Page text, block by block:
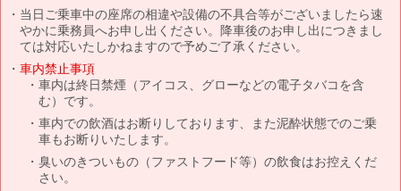
当日ご乗車中の座席の相違や設備の不具合等がございましたら速
やかに乗務員へお申し出ください。降車後のお申し出につきまし
ては対応いたしかねますので予めご了承ください。
車内禁止事項
車内は終日禁煙（アイコス、グローなどの電子タバコを含
む）です。
車内での飲酒はお断りしております、また泥酔状態でのご乗
車もお断りいたします。
臭いのきついもの（ファストフード等）の飲食はお控えくだ
さい。